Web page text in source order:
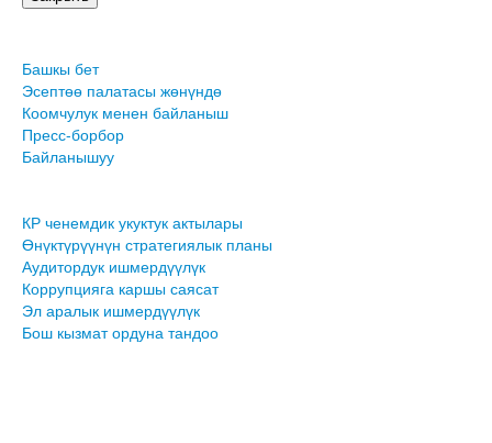
Башкы бет
Эсептөө палатасы жөнүндө
Коомчулук менен байланыш
Пресс-борбор
Байланышуу
КР ченемдик укуктук актылары
Өнүктүрүүнүн стратегиялык планы
Аудитордук ишмердүүлүк
Коррупцияга каршы саясат
Эл аралык ишмердүүлүк
Бош кызмат ордуна тандоо